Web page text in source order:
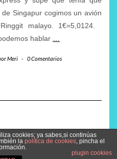
Singapur cogimos un avión
malayo. 1€=5,0124.
hablar
Meri - 0 Comentarios
© 2026Kale
cookies; ya sabes,si continúas
la política de cookies, pincha el
plugin cookies